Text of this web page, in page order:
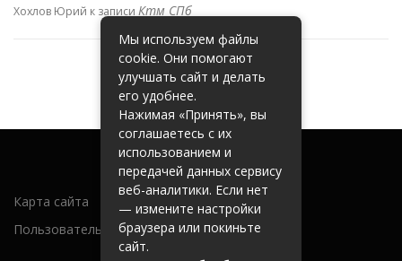
Хохлов Юрий к записи Ктм СПб
Карта сайта
Пользовательское соглашение
Мы используем файлы
cookie. Они помогают
улучшать сайт и делать
его удобнее.
Нажимая «Принять», вы
соглашаетесь с их
использованием и
передачей данных сервису
веб-аналитики. Если нет
— измените настройки
браузера или покиньте
сайт.